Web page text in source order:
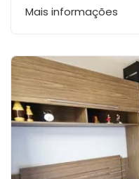
Mais informações